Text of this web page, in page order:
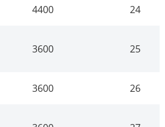
4400 24
3600 25
3600 26